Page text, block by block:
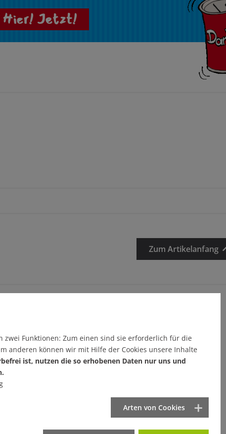
Hier! Jetzt!
Zum Artikelanfang
zwei Funktionen: Zum einen sind sie erforderlich für die
anderen können wir mit Hilfe der Cookies unsere Inhalte
ist, nutzen die so erhobenen Daten nur uns und
Arten von Cookies